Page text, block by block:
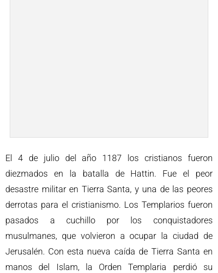
El 4 de julio del año 1187 los cristianos fueron
diezmados en la batalla de Hattin. Fue el peor
desastre militar en Tierra Santa, y una de las peores
derrotas para el cristianismo. Los Templarios fueron
pasados a cuchillo por los conquistadores
musulmanes, que volvieron a ocupar la ciudad de
Jerusalén. Con esta nueva caída de Tierra Santa en
manos del Islam, la Orden Templaria perdió su